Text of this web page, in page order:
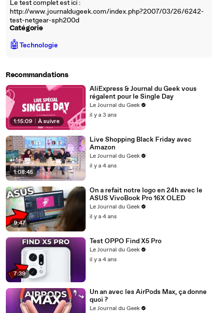
Le test complet est ici :
http://www.journaldugeek.com/index.php?2007/03/26/6242-
test-netgear-sph200d
Catégorie
🤖Technologie
Recommandations
1:15:09 À suivre
AliExpress & Journal du Geek vous
régalent pour le Single Day
Le Journal du Geek
il y a 3 ans
1:08:45
Live Shopping Black Friday avec
Amazon
Le Journal du Geek
il y a 4 ans
9:47
On a refait notre logo en 24h avec le
ASUS VivoBook Pro 16X OLED
Le Journal du Geek
il y a 4 ans
7:39
Test OPPO Find X5 Pro
Le Journal du Geek
il y a 4 ans
Un an avec les AirPods Max, ça donne
quoi ?
Le Journal du Geek